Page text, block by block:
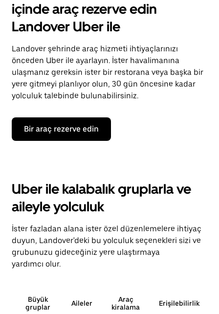
içinde araç rezerve edin
Landover Uber ile
Landover şehrinde araç hizmeti ihtiyaçlarınızı
önceden Uber ile ayarlayın. İster havalimanına
ulaşmanız gereksin ister bir restorana veya başka bir
yere gitmeyi planlıyor olun, 30 gün öncesine kadar
yolculuk talebinde bulunabilirsiniz.
Bir araç rezerve edin
Uber ile kalabalık gruplarla ve
aileyle yolculuk
İster fazladan alana ister özel düzenlemelere ihtiyaç
duyun, Landover'deki bu yolculuk seçenekleri sizi ve
grubunuzu gideceğiniz yere ulaştırmaya
yardımcı olur.
Büyük
gruplar
Aileler
Araç
kiralama
Erişilebilirlik